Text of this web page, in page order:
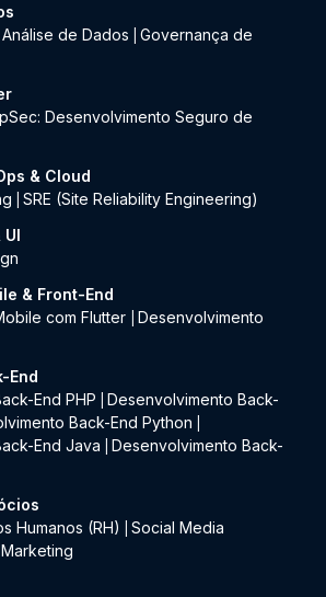
Análise de Dados
Governança de
Desenvolvimento Seguro de
& Cloud
SRE (Site Reliability Engineering)
& Front-End
com Flutter
Desenvolvimento
End
End PHP
Desenvolvimento Back-
Back-End Python
End Java
Desenvolvimento Back-
Humanos (RH)
Social Media